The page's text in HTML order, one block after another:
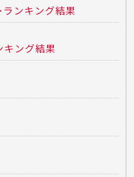
ンキング結果
キング結果